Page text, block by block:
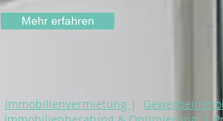
Mehr erfahren
Immobilienvermietung |